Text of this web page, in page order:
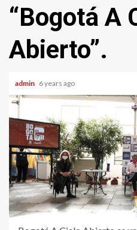
“Bogotá A
Abierto”.
admin 6 years ago